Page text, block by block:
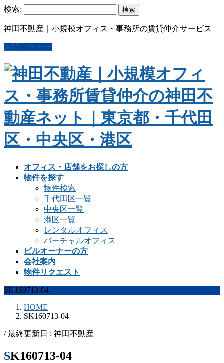
検索:
神田不動産｜小規模オフィス・事務所の賃貸仲介サービス
お問い合わせ
オフィス・店舗をお探しの方
物件を探す
物件検索
千代田区一覧
中央区一覧
港区一覧
レンタルオフィス
バーチャルオフィス
ビルオーナーの方
会社案内
物件リクエスト
SK160713-04
HOME
SK160713-04
/ 最終更新日 : 神田不動産
SK160713-04